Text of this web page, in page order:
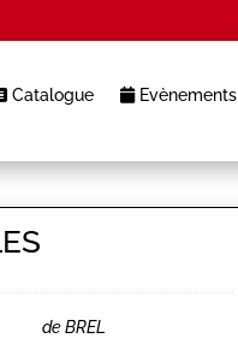
Catalogue Evènements
de BREL